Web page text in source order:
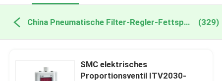
China Pneumatische Filter-Regler-Fettspritze (329)
SMC elektrisches
Proportionsventil ITV2030-